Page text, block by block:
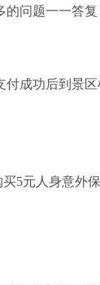
问题一一答复
成功后到景区
5元人身意外